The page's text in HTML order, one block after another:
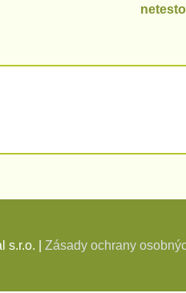
s.r.o. | Zásady ochrany